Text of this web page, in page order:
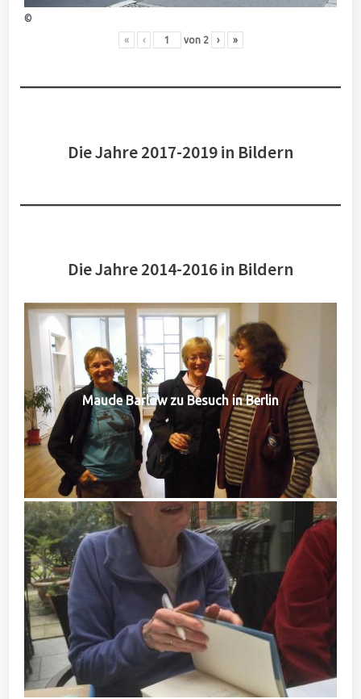
©
« ‹ von 2 › »
Die Jahre 2017-2019 in Bildern
Die Jahre 2014-2016 in Bildern
Maude Barlow zu Besuch in Berlin